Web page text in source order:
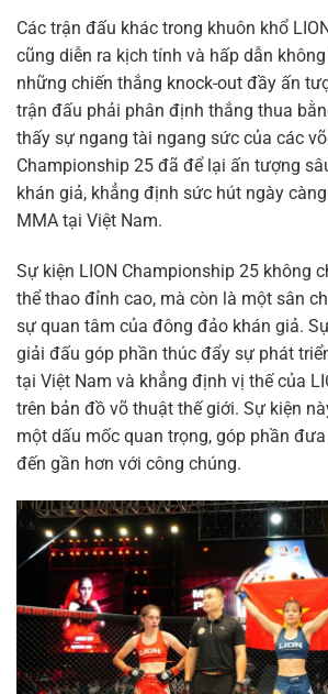
Các trận đấu khác trong khuôn khổ
cũng diễn ra kịch tính và hấp dẫn
những chiến thắng knock-out đầy ấn
trận đấu phải phân định thắng thua
thấy sự ngang tài ngang sức của các
Championship 25 đã để lại ấn tượng
khán giả, khẳng định sức hút ngày
MMA tại Việt Nam.
Sự kiện LION Championship 25 không
thể thao đỉnh cao, mà còn là một sân
sự quan tâm của đông đảo khán giả.
giải đấu góp phần thúc đẩy sự phát
tại Việt Nam và khẳng định vị thế của
trên bản đồ võ thuật thế giới. Sự kiện
một dấu mốc quan trọng, góp phần
đến gần hơn với công chúng.